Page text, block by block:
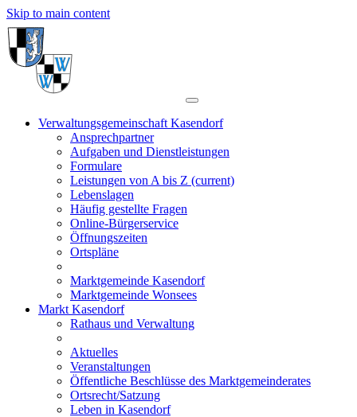
Skip to main content
Verwaltungsgemeinschaft Kasendorf
Ansprechpartner
Aufgaben und Dienstleistungen
Formulare
Leistungen von A bis Z (current)
Lebenslagen
Häufig gestellte Fragen
Online-Bürgerservice
Öffnungszeiten
Ortspläne
Marktgemeinde Kasendorf
Marktgemeinde Wonsees
Markt Kasendorf
Rathaus und Verwaltung
Aktuelles
Veranstaltungen
Öffentliche Beschlüsse des Marktgemeinderates
Ortsrecht/Satzung
Leben in Kasendorf